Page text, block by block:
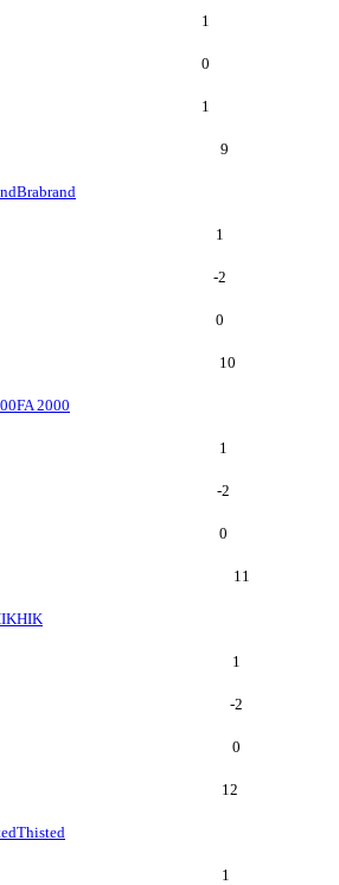
1
0
1
9
Brabrand
1
-2
0
10
FA 2000
1
-2
0
11
HIK
1
-2
0
12
Thisted
1